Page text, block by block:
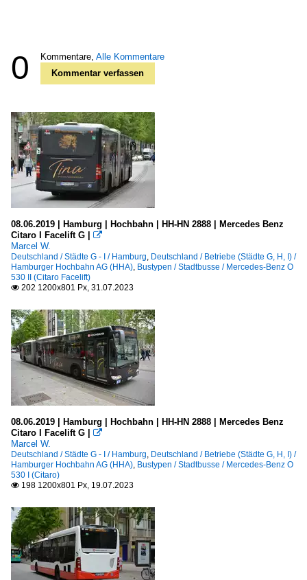
0 Kommentare, Alle Kommentare
Kommentar verfassen
08.06.2019 | Hamburg | Hochbahn | HH-HN 2888 | Mercedes Benz
Citaro I Facelift G |

Marcel W.
Deutschland / Städte G - I / Hamburg, Deutschland / Betriebe (Städte G, H, I) /
Hamburger Hochbahn AG (HHA), Bustypen / Stadtbusse / Mercedes-Benz O
530 II (Citaro Facelift)
 202 1200x801 Px, 31.07.2023
08.06.2019 | Hamburg | Hochbahn | HH-HN 2888 | Mercedes Benz
Citaro I Facelift G |

Marcel W.
Deutschland / Städte G - I / Hamburg, Deutschland / Betriebe (Städte G, H, I) /
Hamburger Hochbahn AG (HHA), Bustypen / Stadtbusse / Mercedes-Benz O
530 I (Citaro)
 198 1200x801 Px, 19.07.2023